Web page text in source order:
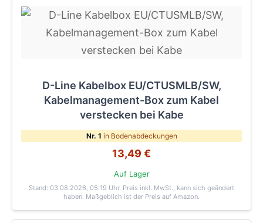
D-Line Kabelbox EU/CTUSMLB/SW,
Kabelmanagement-Box zum Kabel
verstecken bei Kabe
Nr. 1 in Bodenabdeckungen
13,49 €
Auf Lager
Stand: 03.08.2026, 05:19 Uhr. Preis inkl. MwSt., kann sich geändert
haben. Maßgeblich ist der Preis auf Amazon.